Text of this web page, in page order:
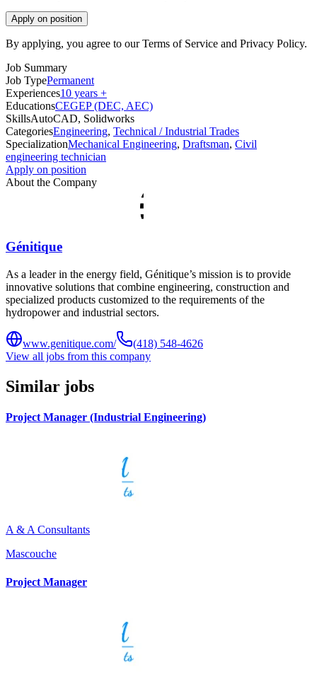
Apply on position
By applying, you agree to our Terms of Service and Privacy Policy.
Job Summary
Job TypePermanent
Experiences10 years +
EducationsCEGEP (DEC, AEC)
SkillsAutoCAD, Solidworks
CategoriesEngineering, Technical / Industrial Trades
SpecializationMechanical Engineering, Draftsman, Civil
engineering technician
Apply on position
About the Company
Génitique
As a leader in the energy field, Génitique’s mission is to provide
innovative solutions that combine engineering, construction and
specialized products customized to the requirements of the
hydropower and industrial sectors.
www.genitique.com/
(418) 548-4626
View all jobs from this company
Similar jobs
Project Manager (Industrial Engineering)
A & A Consultants
Mascouche
Project Manager